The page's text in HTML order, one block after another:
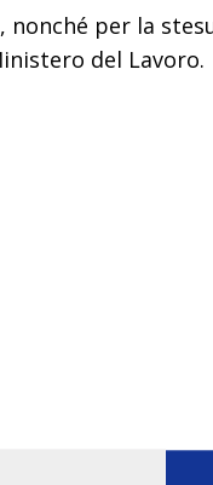
per la
del Lavoro.